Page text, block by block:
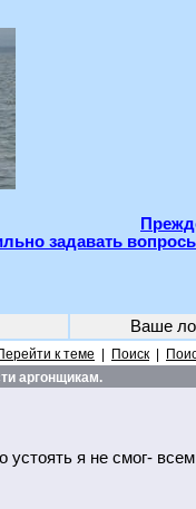
задавать
Ваше
к теме Поиск
аргонщикам.
устоять я не смог-